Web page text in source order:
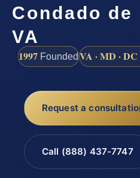
Condado de
VA
1997 FoundedVA · MD · DC
Request a
Call (888) 437-7747